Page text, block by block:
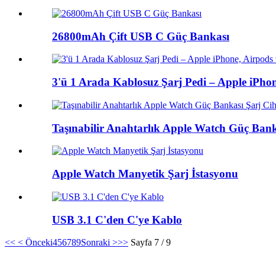
26800mAh Çift USB C Güç Bankası
3'ü 1 Arada Kablosuz Şarj Pedi – Apple
Taşınabilir Anahtarlık Apple Watch Güç
Apple Watch Manyetik Şarj İstasyonu
USB 3.1 C'den C'ye Kablo
<< < Önceki456789Sonraki >>> Sayfa 7 / 9